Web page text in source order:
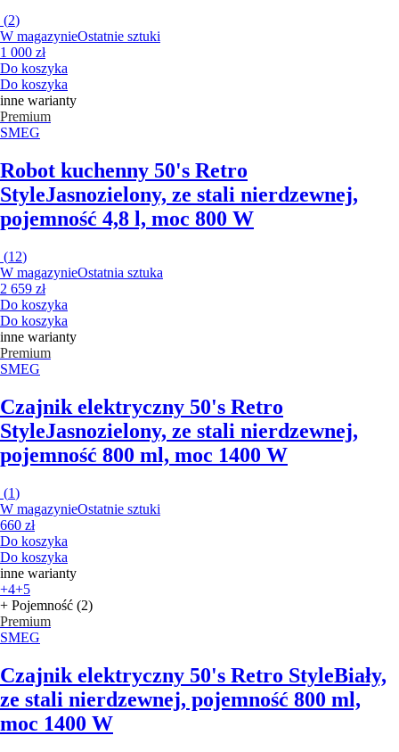
(2)
W magazynieOstatnie sztuki
1 000 zł
Do koszyka
Do koszyka
inne warianty
Premium
SMEG
Robot kuchenny 50's Retro
StyleJasnozielony, ze stali nierdzewnej,
pojemność 4,8 l, moc 800 W
(12)
W magazynieOstatnia sztuka
2 659 zł
Do koszyka
Do koszyka
inne warianty
Premium
SMEG
Czajnik elektryczny 50's Retro
StyleJasnozielony, ze stali nierdzewnej,
pojemność 800 ml, moc 1400 W
(1)
W magazynieOstatnie sztuki
660 zł
Do koszyka
Do koszyka
inne warianty
+4+5
+ Pojemność (2)
Premium
SMEG
Czajnik elektryczny 50's Retro StyleBiały,
ze stali nierdzewnej, pojemność 800 ml,
moc 1400 W